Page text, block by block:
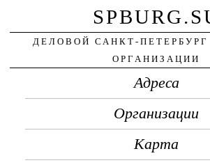
ДЕЛОВОЙ САНКТ-
ОРГАНИЗАЦИИ
Адреса
Организации
Карта